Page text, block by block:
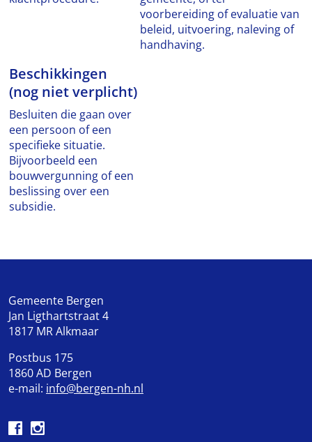
voorbereiding of evaluatie van
beleid, uitvoering, naleving of
handhaving.
Beschikkingen
(nog niet verplicht)
Besluiten die gaan over
een persoon of een
specifieke situatie.
Bijvoorbeeld een
bouwvergunning of een
beslissing over een
subsidie.
Gemeente Bergen
Jan Ligthartstraat 4
1817 MR Alkmaar
Postbus 175
1860 AD Bergen
e-mail: info@bergen-nh.nl